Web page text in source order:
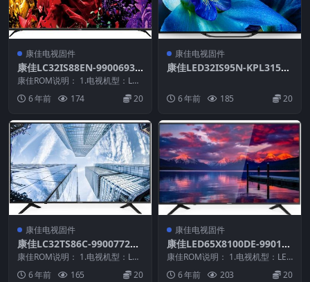
康佳电视固件
康佳LC32IS88EN-99006937
-V1.2.25-KPL315A1C3E1原
厂系统刷机电视固件包下载
康佳ROM说明： 1.电视机型：LC3
2IS88EN 2.物料号：9900693...
6 年前 174 20
康佳电视固件
康佳LED32IS95N-KPL315A
厂系统刷机电视固件包下载
6 年前 185 20
康佳电视固件
康佳LC32TS86C-99007725-
V1.1.01原厂系统刷机电视固
件包下载
康佳ROM说明： 1.电视机型：LC3
2TS86C 2.物料号：99007725...
6 年前 165 20
康佳电视固件
康佳LED65X8100DE-990106
15-V1.0.05原厂系统刷机电视
固件包下载
康佳ROM说明： 1.电视机型：LED
65X8100DE 2.物料号：99010...
6 年前 203 20